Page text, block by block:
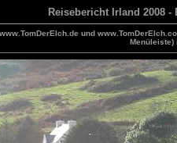
Reisebericht Irland 2008
und